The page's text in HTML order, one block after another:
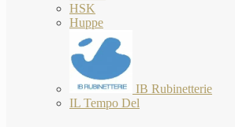
HSK
Huppe
IB Rubinetterie
IL Tempo Del